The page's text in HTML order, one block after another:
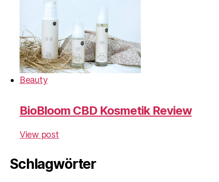
Beauty
BioBloom CBD Kosmetik Review
View post
Schlagwörter